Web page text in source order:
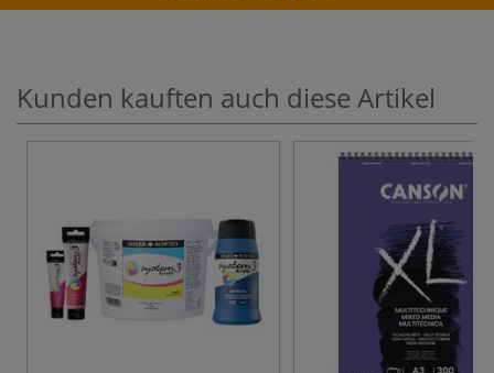
Kunden kauften auch diese Artikel